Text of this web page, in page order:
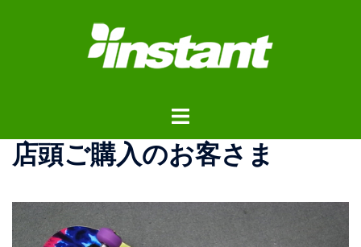
ス
ト
ル
ュ
店頭ご購入のお客さま